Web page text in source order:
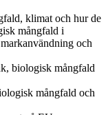
klimat och hur de
mångfald i
och
biologisk mångfald
mångfald och